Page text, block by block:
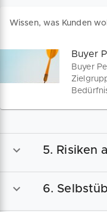
Wissen, was Kunden
Buyer
5. Risiken
6.